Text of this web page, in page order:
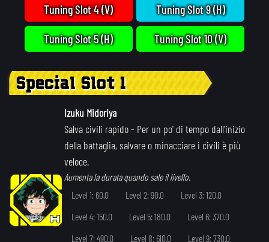
Tuning Slot 4 (V)
Tuning Slot 5 (H)
Tuning Slot 9 (H)
Tuning Slot 10 (V)
Special Slot 1
Izuku Midoriya
Salva civili rapido- Per un po' di tempo dall'inizio
della battaglia, salvare o minacciare i civili è più
veloce.
Aumenta la durata quando sale il livello.
Level 1: 60.0
Level 2: 90.0
Level 3: 120.0
Level 4: 150.0
Level 5: 180.0
Level 6: 370.0
Level 7: 490.0
Level 8: 610.0
Level 9: 730.0